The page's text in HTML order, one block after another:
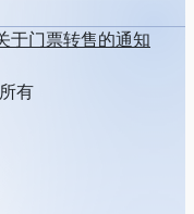
于门票转售的通知
有